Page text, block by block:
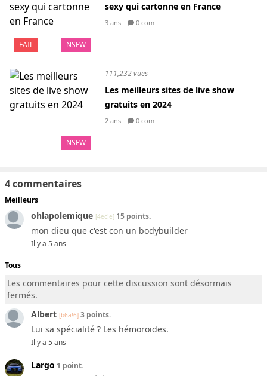
FAIL NSFW
sexy qui cartonne en France
3 ans 0 com
NSFW
111,232 vues
Les meilleurs sites de live show
gratuits en 2024
2 ans 0 com
4 commentaires
Meilleurs
ohlapolemique [4ec!e] 15 points.
mon dieu que c'est con un bodybuilder
Il y a 5 ans
Tous
Les commentaires pour cette discussion sont désormais
fermés.
Albert [b6a!6] 3 points.
Lui sa spécialité ? Les hémoroides.
Il y a 5 ans
Largo 1 point.